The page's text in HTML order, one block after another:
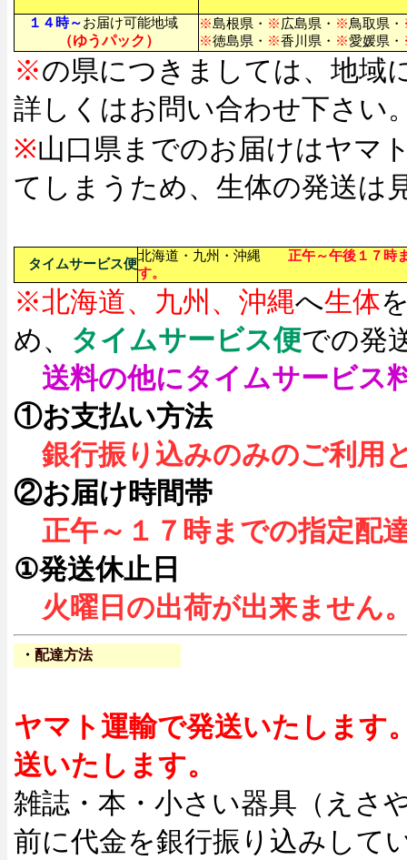
１４時～お届け可能地域
（ゆうパック）
※島根県・ ※広島県・ ※鳥取県・
※徳島県・ ※香川県・ ※愛媛県・
※の県につきましては、地域
詳しくはお問い合わせ下さい
※山口県までのお届けはヤマ
てしまうため、生体の発送は
タイムサービス便
北海道・九州・沖縄 正午～午後１７時
す。
※北海道、九州、沖縄へ生体
め、 タイムサービス便での発
送料の他にタイムサービス
①お支払い方法
銀行振り込みのみのご利用
②お届け時間帯
正午～１７時までの指定配
①発送休止日
火曜日の出荷が出来ません
・ 配達方法
ヤマト運輸で発送いたしま
送いたします。
雑誌・本・小さい器具（えさ
前に代金を銀行振り込みして